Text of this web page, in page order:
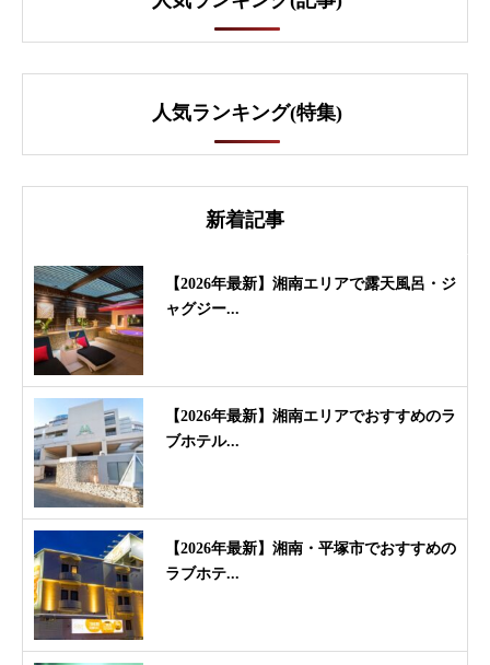
人気ランキング(特集)
新着記事
【2026年最新】湘南エリアで露天風呂・ジ
ャグジー...
【2026年最新】湘南エリアでおすすめのラ
ブホテル...
【2026年最新】湘南・平塚市でおすすめの
ラブホテ...